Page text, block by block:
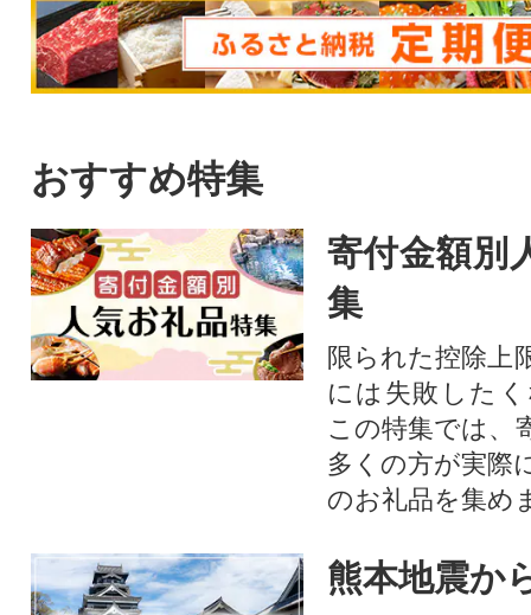
おすすめ特集
寄付金額別
集
限られた控除上
には失敗した
この特集では、
多くの方が実際
のお礼品を集め
熊本地震か